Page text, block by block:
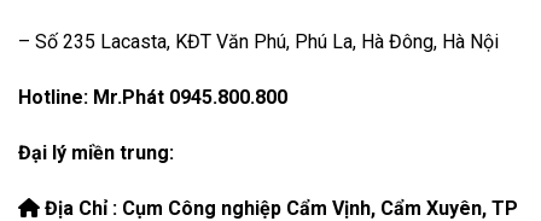
– Số 235 Lacasta, KĐT Văn Phú, Phú La, Hà Đông, Hà Nội
Hotline: Mr.Phát 0945.800.800
Đại lý miền trung:
Địa Chỉ : Cụm Công nghiệp Cẩm Vịnh, Cẩm Xuyên, TP